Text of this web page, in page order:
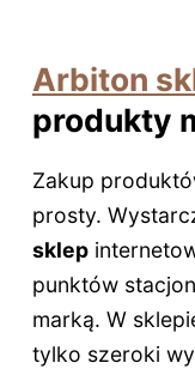
Arbiton
produkty
Zakup
prosty.
sklep
punktów
marką. W
tylko szeroki